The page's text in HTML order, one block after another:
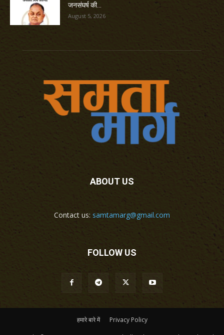
जनसंघर्ष की...
August 5, 2026
ABOUT US
Contact us: samtamarg@gmail.com
FOLLOW US
हमारे बारे में Privacy Policy